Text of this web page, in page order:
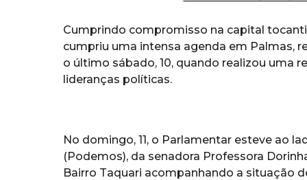
Cumprindo compromisso na capital
cumpriu uma intensa agenda em Palmas,
o último sábado, 10, quando realizou uma
lideranças políticas.
No domingo, 11, o Parlamentar esteve ao
(Podemos), da senadora Professora
Bairro Taquari acompanhando a situação